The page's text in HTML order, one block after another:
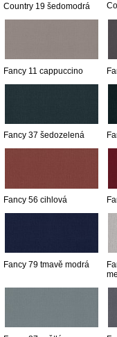
Country 19 šedomodrá
Fancy 11 cappuccino
Fancy 37 šedozelená
Fancy 56 cihlová
Fancy 79 tmavě modrá